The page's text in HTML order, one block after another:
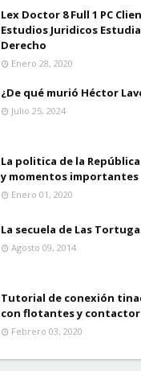
Lex Doctor 8 Full 1 PC
Estudios Juridicos
Derecho
Enero 28, 2020
¿De qué murió Héctor
Julio 25, 2024
La politica de la
y momentos importantes
Enero 01, 2020
La secuela de Las
Agosto 09, 2014
Tutorial de conexión
con flotantes y contactor
Febrero 03, 2020